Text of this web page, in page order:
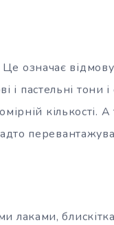
означає відмову
пастельні тони і
кількості.
лаками,